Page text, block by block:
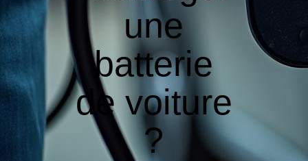
une
batterie
de voiture
?